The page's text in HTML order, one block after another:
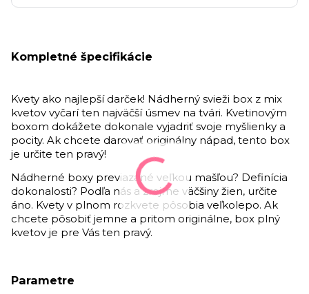
Kompletné špecifikácie
Kvety ako najlepší darček! Nádherný svieži box z mix
kvetov vyčarí ten najväčší úsmev na tvári. Kvetinovým
boxom dokážete dokonale vyjadriť svoje myšlienky a
pocity. Ak chcete darovať originálny nápad, tento box
je určite ten pravý!
Nádherné boxy previazané veľkou mašľou? Definícia
dokonalosti? Podľa nás a zrejme väčšiny žien, určite
áno. Kvety v plnom rozkvete pôsobia veľkolepo. Ak
chcete pôsobiť jemne a pritom originálne, box plný
kvetov je pre Vás ten pravý.
Parametre